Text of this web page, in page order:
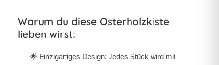
Warum du diese Osterholzkiste
lieben wirst:
🌟 Einzigartiges Design: Jedes Stück wird mit